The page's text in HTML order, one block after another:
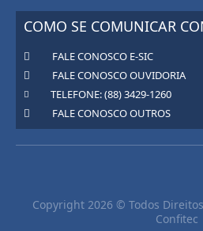
COMO SE COMUNICAR
FALE CONOSCO E-SIC
FALE CONOSCO OUVIDORIA
TELEFONE: (88) 3429-1260
FALE CONOSCO OUTROS
Copyright 2026 © Todos
Confitec